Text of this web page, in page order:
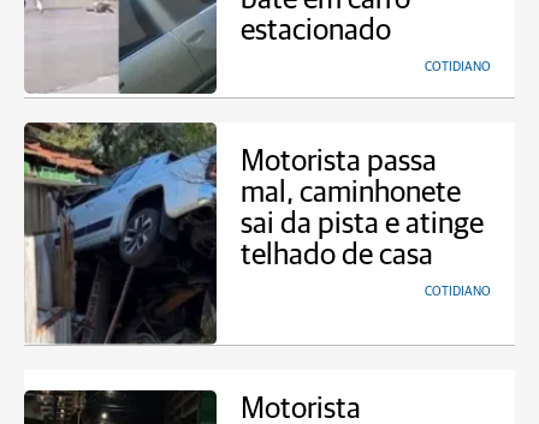
estacionado
COTIDIANO
Motorista passa
mal, caminhonete
sai da pista e atinge
telhado de casa
COTIDIANO
Motorista